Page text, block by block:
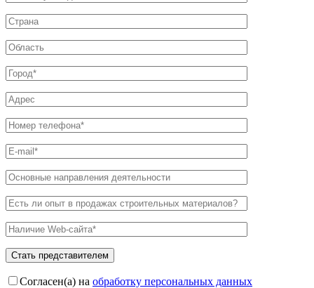
Согласен(а) на обработку персональных данных